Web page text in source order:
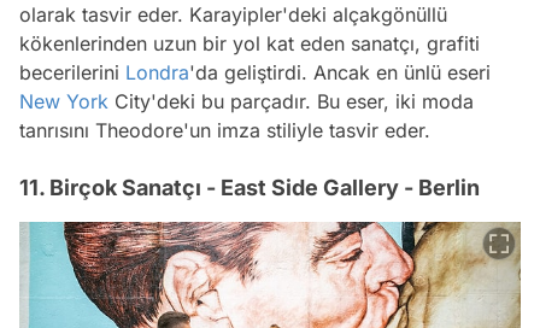
olarak tasvir eder. Karayipler'deki alçakgönüllü
kökenlerinden uzun bir yol kat eden sanatçı, grafiti
becerilerini Londra'da geliştirdi. Ancak en ünlü eseri
New York City'deki bu parçadır. Bu eser, iki moda
tanrısını Theodore'un imza stiliyle tasvir eder.
11. Birçok Sanatçı - East Side Gallery - Berlin